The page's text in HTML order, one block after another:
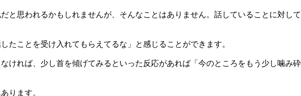
思われるかもしれませんが、そんなことはありません。話していることに対して
ことを受け入れてもらえてるな」と感じることができます。
ければ、少し首を傾げてみるといった反応があれば「今のところをもう少し噛み砕
ります。